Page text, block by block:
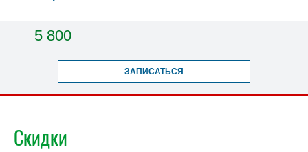
5 800
ЗАПИСАТЬСЯ
Скидки